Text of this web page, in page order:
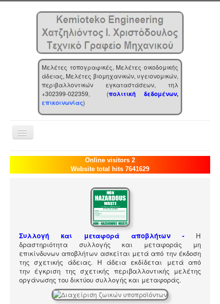
Μελέτες τοπογραφικές, Μελέτες οικοδομικής
άδειας, Μελέτες βιομηχανικών, υγειονομικών,
περιβαλλοντικών εγκαταστάσεων, τηλ
+302399-022359, (πολιτική δεδομένων,
επικοινωνίας)
Toggle
Navigation
Αρχική
Επιχείρηση
Αναζήτηση
Online visitors 2
Website total hits 7641629
Συλλογή και μεταφορά αποβλήτων -
Η
δραστηριότητα συλλογής και μεταφοράς μη
επικίνδυνων αποβλήτων ασκείται μετά από την έκδοση
της σχετικής άδειας. Η άδεια εκδίδεται μετά από
την έγκριση της σχετικής περιβαλλοντικής μελέτης
οργάνωσης του δικτύου συλλογής και μεταφοράς.